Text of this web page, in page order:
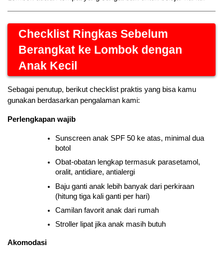
Checklist Ringkas Sebelum
Berangkat ke Lombok dengan
Anak Kecil
Sebagai penutup, berikut checklist praktis yang bisa kamu
gunakan berdasarkan pengalaman kami:
Perlengkapan wajib
Sunscreen anak SPF 50 ke atas, minimal dua
botol
Obat-obatan lengkap termasuk parasetamol,
oralit, antidiare, antialergi
Baju ganti anak lebih banyak dari perkiraan
(hitung tiga kali ganti per hari)
Camilan favorit anak dari rumah
Stroller lipat jika anak masih butuh
Akomodasi